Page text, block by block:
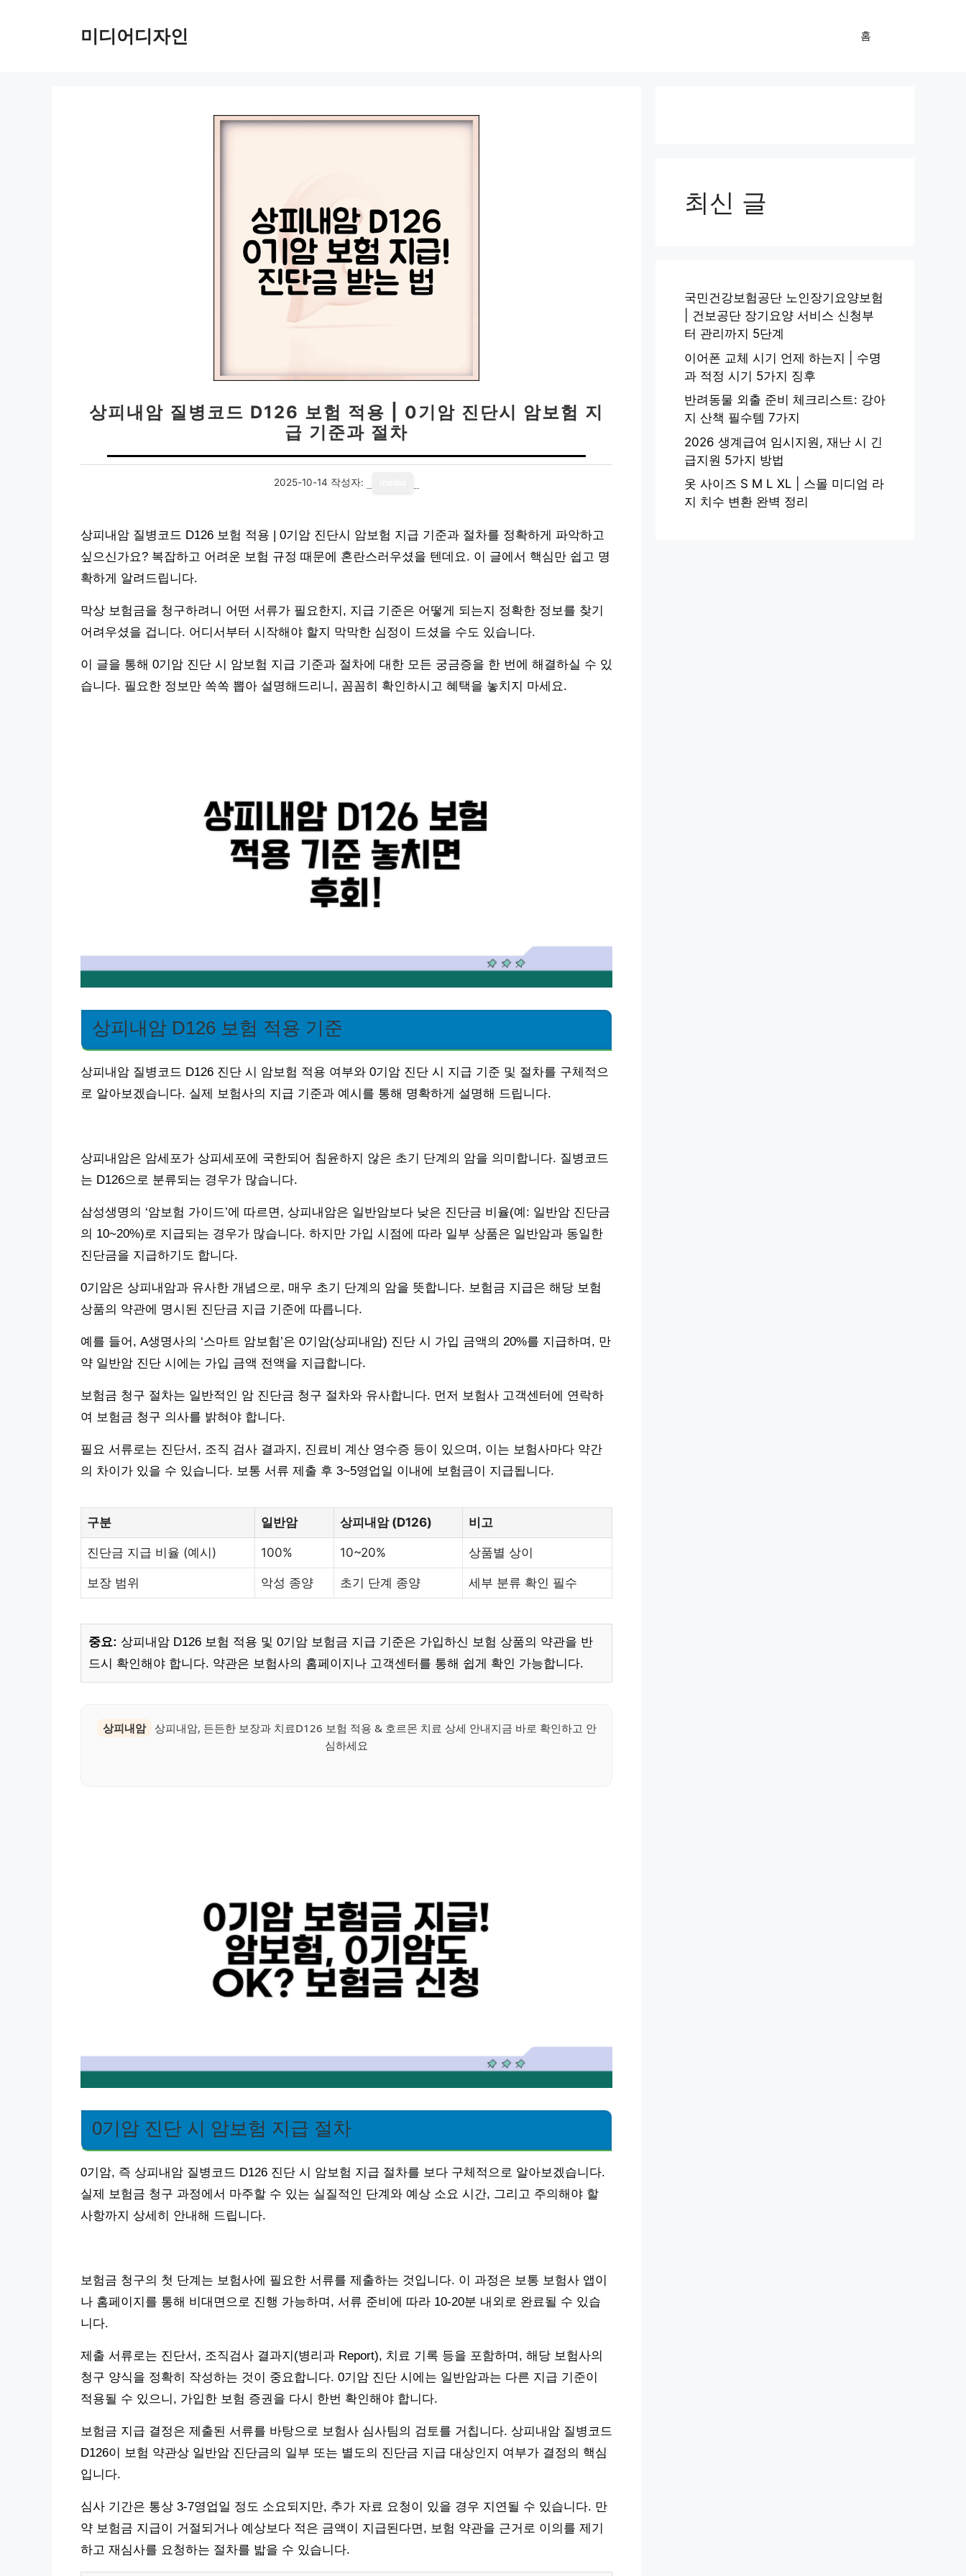
미디어디자인 홈
상피내암 질병코드 D126 보험 적용 | 0기암 진단시 암보험 지
급 기준과 절차
2025-10-14 작성자:
상피내암 질병코드 D126 보험 적용 | 0기암 진단시 암보험 지급 기준과 절차를 정확하게 파악하고
싶으신가요? 복잡하고 어려운 보험 규정 때문에 혼란스러우셨을 텐데요. 이 글에서 핵심만 쉽고 명
확하게 알려드립니다.
막상 보험금을 청구하려니 어떤 서류가 필요한지, 지급 기준은 어떻게 되는지 정확한 정보를 찾기
어려우셨을 겁니다. 어디서부터 시작해야 할지 막막한 심정이 드셨을 수도 있습니다.
이 글을 통해 0기암 진단 시 암보험 지급 기준과 절차에 대한 모든 궁금증을 한 번에 해결하실 수 있
습니다. 필요한 정보만 쏙쏙 뽑아 설명해드리니, 꼼꼼히 확인하시고 혜택을 놓치지 마세요.
상피내암 D126 보험 적용 기준
상피내암 질병코드 D126 진단 시 암보험 적용 여부와 0기암 진단 시 지급 기준 및 절차를 구체적으
로 알아보겠습니다. 실제 보험사의 지급 기준과 예시를 통해 명확하게 설명해 드립니다.
상피내암은 암세포가 상피세포에 국한되어 침윤하지 않은 초기 단계의 암을 의미합니다. 질병코드
는 D126으로 분류되는 경우가 많습니다.
삼성생명의 ‘암보험 가이드’에 따르면, 상피내암은 일반암보다 낮은 진단금 비율(예: 일반암 진단금
의 10~20%)로 지급되는 경우가 많습니다. 하지만 가입 시점에 따라 일부 상품은 일반암과 동일한
진단금을 지급하기도 합니다.
0기암은 상피내암과 유사한 개념으로, 매우 초기 단계의 암을 뜻합니다. 보험금 지급은 해당 보험
상품의 약관에 명시된 진단금 지급 기준에 따릅니다.
예를 들어, A생명사의 ‘스마트 암보험’은 0기암(상피내암) 진단 시 가입 금액의 20%를 지급하며, 만
약 일반암 진단 시에는 가입 금액 전액을 지급합니다.
보험금 청구 절차는 일반적인 암 진단금 청구 절차와 유사합니다. 먼저 보험사 고객센터에 연락하
여 보험금 청구 의사를 밝혀야 합니다.
필요 서류로는 진단서, 조직 검사 결과지, 진료비 계산 영수증 등이 있으며, 이는 보험사마다 약간
의 차이가 있을 수 있습니다. 보통 서류 제출 후 3~5영업일 이내에 보험금이 지급됩니다.
구분 일반암 상피내암 (D126) 비고
진단금 지급 비율 (예시) 100% 10~20% 상품별 상이
보장 범위 악성 종양 초기 단계 종양 세부 분류 확인 필수
중요: 상피내암 D126 보험 적용 및 0기암 보험금 지급 기준은 가입하신 보험 상품의 약관을 반
드시 확인해야 합니다. 약관은 보험사의 홈페이지나 고객센터를 통해 쉽게 확인 가능합니다.
상피내암
상피내암, 든든한 보장과 치료D126 보험 적용 & 호르몬 치료 상세 안내지금 바로 확인하고 안
심하세요
0기암 진단 시 암보험 지급 절차
0기암, 즉 상피내암 질병코드 D126 진단 시 암보험 지급 절차를 보다 구체적으로 알아보겠습니다.
실제 보험금 청구 과정에서 마주할 수 있는 실질적인 단계와 예상 소요 시간, 그리고 주의해야 할
사항까지 상세히 안내해 드립니다.
보험금 청구의 첫 단계는 보험사에 필요한 서류를 제출하는 것입니다. 이 과정은 보통 보험사 앱이
나 홈페이지를 통해 비대면으로 진행 가능하며, 서류 준비에 따라 10-20분 내외로 완료될 수 있습
니다.
제출 서류로는 진단서, 조직검사 결과지(병리과 Report), 치료 기록 등을 포함하며, 해당 보험사의
청구 양식을 정확히 작성하는 것이 중요합니다. 0기암 진단 시에는 일반암과는 다른 지급 기준이
적용될 수 있으니, 가입한 보험 증권을 다시 한번 확인해야 합니다.
보험금 지급 결정은 제출된 서류를 바탕으로 보험사 심사팀의 검토를 거칩니다. 상피내암 질병코드
D126이 보험 약관상 일반암 진단금의 일부 또는 별도의 진단금 지급 대상인지 여부가 결정의 핵심
입니다.
심사 기간은 통상 3-7영업일 정도 소요되지만, 추가 자료 요청이 있을 경우 지연될 수 있습니다. 만
약 보험금 지급이 거절되거나 예상보다 적은 금액이 지급된다면, 보험 약관을 근거로 이의를 제기
하고 재심사를 요청하는 절차를 밟을 수 있습니다.
최신 글
국민건강보험공단 노인장기요양보험
| 건보공단 장기요양 서비스 신청부
터 관리까지 5단계
이어폰 교체 시기 언제 하는지 | 수명
과 적정 시기 5가지 징후
반려동물 외출 준비 체크리스트: 강아
지 산책 필수템 7가지
2026 생계급여 임시지원, 재난 시 긴
급지원 5가지 방법
옷 사이즈 S M L XL | 스몰 미디엄 라
지 치수 변환 완벽 정리